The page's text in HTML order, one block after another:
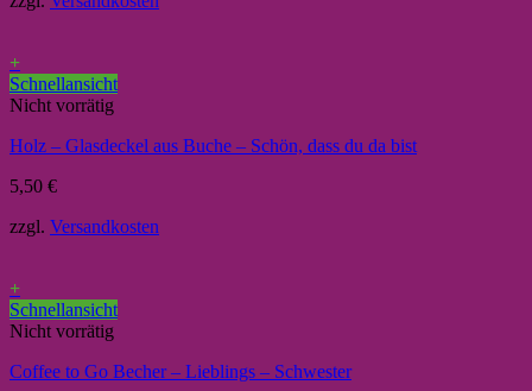
+
Schnellansicht
Nicht vorrätig
Holz – Glasdeckel aus Buche – Schön, dass du da bist
5,50 €
zzgl. Versandkosten
+
Schnellansicht
Nicht vorrätig
Coffee to Go Becher – Lieblings – Schwester